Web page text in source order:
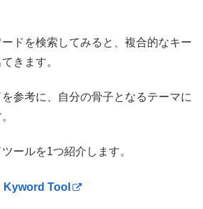
ドを検索してみると、複合的なキー
きます。
参考に、自分の骨子となるテーマに
ールを1つ紹介します。
Kyword Tool